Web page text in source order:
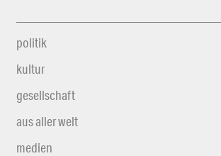
politik
kultur
gesellschaft
aus aller welt
medien